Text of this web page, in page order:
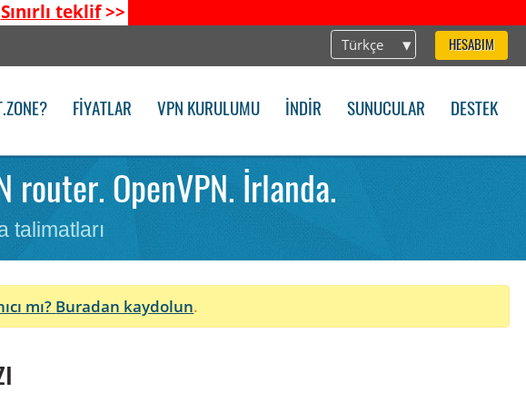
Sınırlı teklif>>
Türkçe HESABIM
FIYATLAR VPN KURULUMU İNDIR SUNUCULAR DESTEK
router. OpenVPN. İrlanda.
talimatları
mı? Buradan kaydolun.